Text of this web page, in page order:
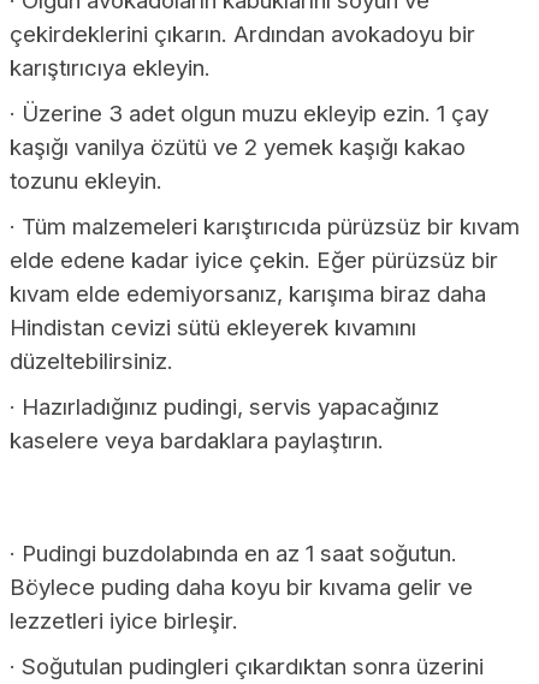
çekirdeklerini çıkarın. Ardından avokadoyu bir
karıştırıcıya ekleyin.
· Üzerine 3 adet olgun muzu ekleyip ezin. 1 çay
kaşığı vanilya özütü ve 2 yemek kaşığı kakao
tozunu ekleyin.
· Tüm malzemeleri karıştırıcıda pürüzsüz bir kıvam
elde edene kadar iyice çekin. Eğer pürüzsüz bir
kıvam elde edemiyorsanız, karışıma biraz daha
Hindistan cevizi sütü ekleyerek kıvamını
düzeltebilirsiniz.
· Hazırladığınız pudingi, servis yapacağınız
kaselere veya bardaklara paylaştırın.
· Pudingi buzdolabında en az 1 saat soğutun.
Böylece puding daha koyu bir kıvama gelir ve
lezzetleri iyice birleşir.
· Soğutulan pudingleri çıkardıktan sonra üzerini